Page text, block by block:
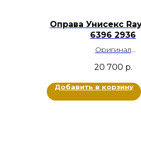
Оправа Унисекс
6396 2936
Оригинал
Цвет: Серебряный,
Размер: 53-19-145
20 700 р.
Добавить в корзину